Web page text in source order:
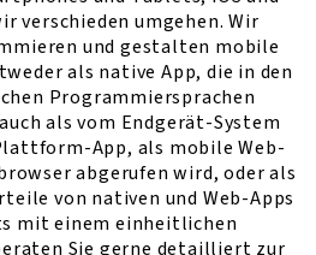
verschieden umgehen. Wir
und gestalten mobile
als native App, die in den
Programmiersprachen
als vom Endgerät-System
App, als mobile Web-
abgerufen wird, oder als
von nativen und Web-Apps
mit einem einheitlichen
Sie gerne detailliert zur